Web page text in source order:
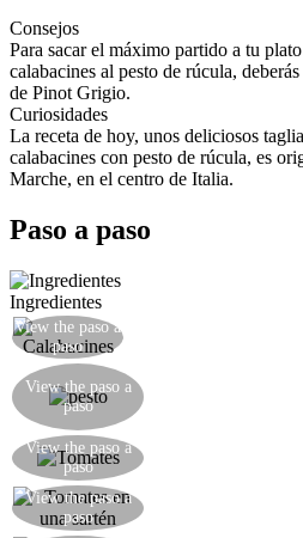
Consejos
Para sacar el máximo partido a tu
calabacines al pesto de rúcula,
de Pinot Grigio.
Curiosidades
La receta de hoy, unos deliciosos
calabacines con pesto de rúcula, es
Marche, en el centro de Italia.
Paso a paso
Ingredientes
View the paso a
paso
View the paso a
paso
View the paso a
paso
View the paso a
paso